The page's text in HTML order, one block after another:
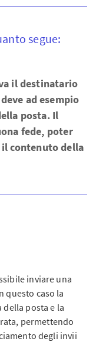
segue:
il destinatario
ad esempio
posta. Il
fede, poter
il contenuto della
inviare una
questo caso la
posta e la
permettendo
degli invii